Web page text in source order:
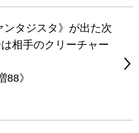
タジスタ》が出た次
相手のクリーチャー
》